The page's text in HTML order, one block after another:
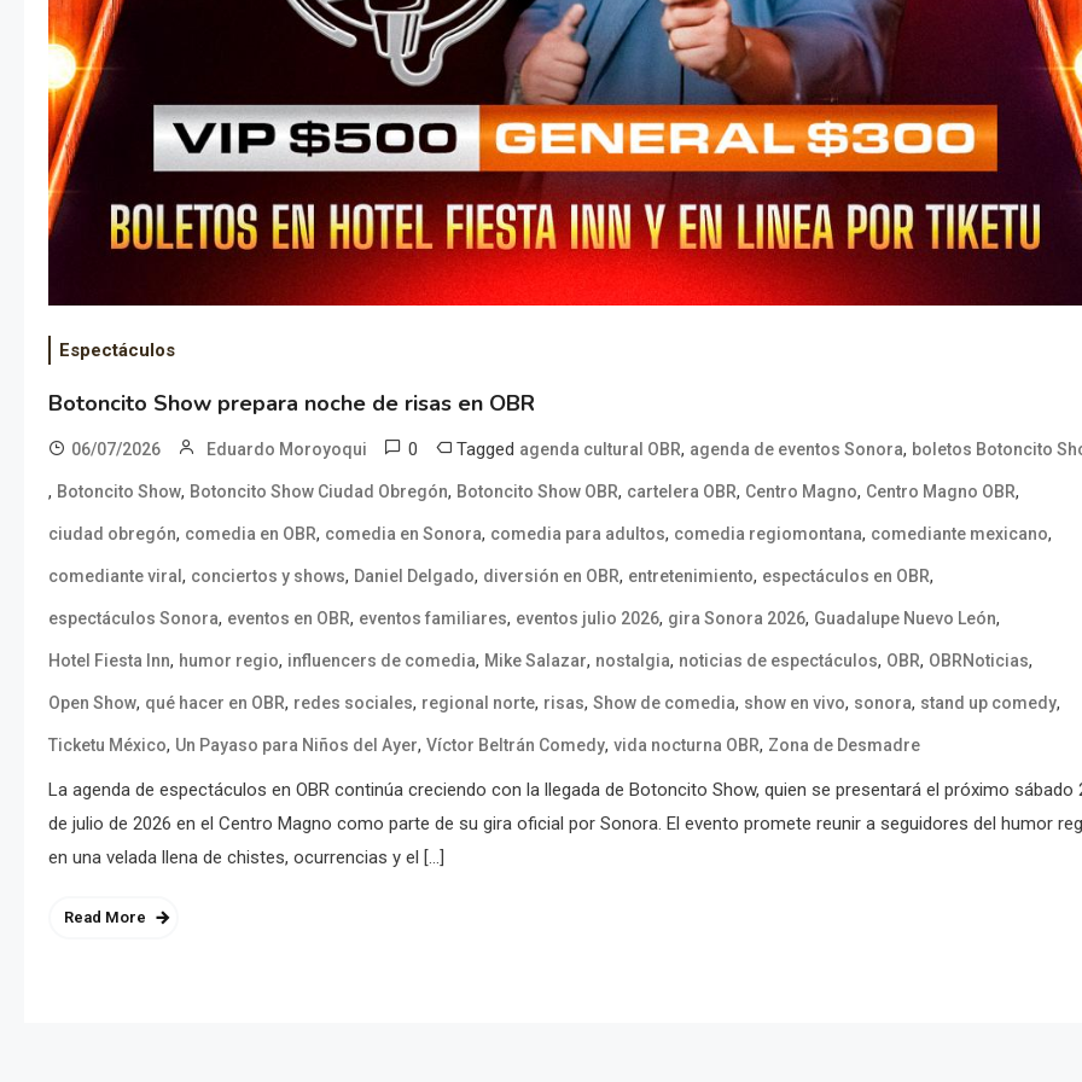
Espectáculos
Botoncito Show prepara noche de risas en OBR
06/07/2026 Eduardo Moroyoqui 0 Tagged agenda cultural OBR, agenda de eventos Sonora, boletos Botoncito
, Botoncito Show, Botoncito Show Ciudad Obregón, Botoncito Show OBR, cartelera OBR, Centro Magno, Centro Magno OBR,
ciudad obregón, comedia en OBR, comedia en Sonora, comedia para adultos, comedia regiomontana, comediante mexicano,
comediante viral , conciertos y shows, Daniel Delgado, diversión en OBR, entretenimiento, espectáculos en OBR,
espectáculos Sonora, eventos en OBR, eventos familiares, eventos julio 2026, gira Sonora 2026, Guadalupe Nuevo León,
Hotel Fiesta Inn, humor regio, influencers de comedia, Mike Salazar, nostalgia, noticias de espectáculos, OBR, OBRNoticias,
Open Show, qué hacer en OBR, redes sociales, regional norte, risas, Show de comedia, show en vivo, sonora, stand up comedy,
Ticketu México, Un Payaso para Niños del Ayer, Víctor Beltrán Comedy, vida nocturna OBR, Zona de Desmadre
La agenda de espectáculos en OBR continúa creciendo con la llegada de Botoncito Show, quien se presentará el próximo sábado
de julio de 2026 en el Centro Magno como parte de su gira oficial por Sonora. El evento promete reunir a seguidores del humor
en una velada llena de chistes, ocurrencias y el […]
Read More